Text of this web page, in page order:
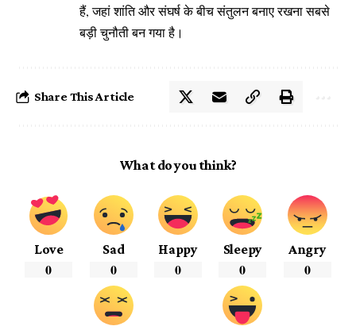
हैं, जहां शांति और संघर्ष के बीच संतुलन बनाए रखना सबसे
बड़ी चुनौती बन गया है।
Share This Article
What do you think?
Love
0
Sad
0
Happy
0
Sleepy
0
Angry
0